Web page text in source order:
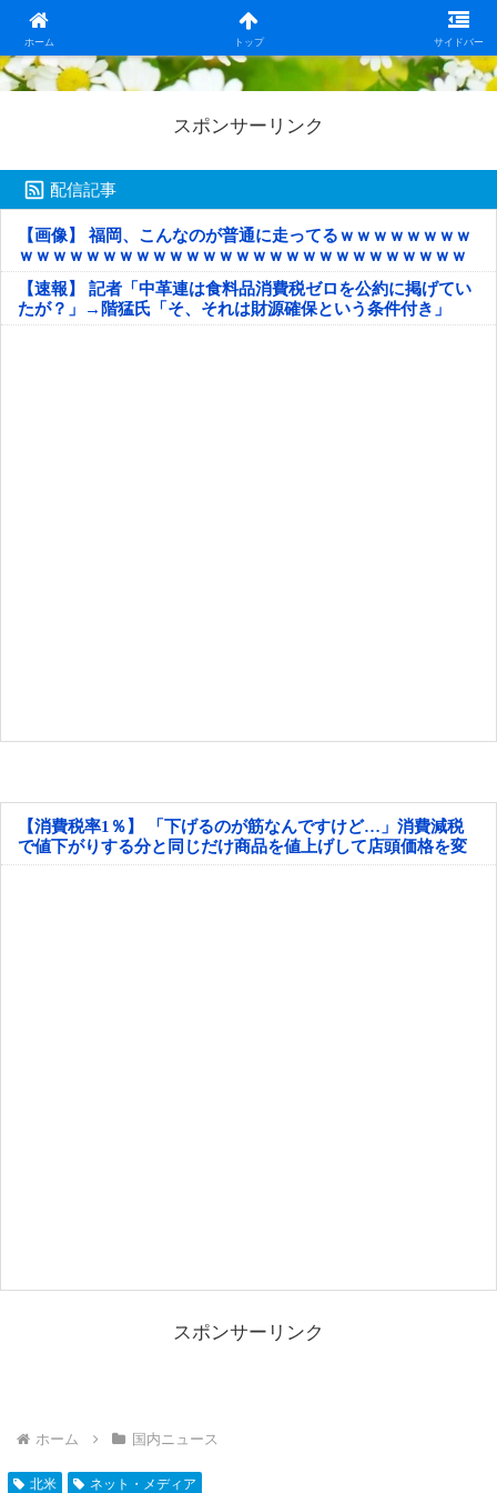
ホーム トップ サイドバー
日本第一！ニュース録
スポンサーリンク
配信記事
【画像】 福岡、こんなのが普通に走ってるｗｗｗｗｗｗｗｗ
ｗｗｗｗｗｗｗｗｗｗｗｗｗｗｗｗｗｗｗｗｗｗｗｗｗｗｗ
ｗｗｗｗｗ
【速報】 記者「中革連は食料品消費税ゼロを公約に掲げてい
たが？」→階猛氏「そ、それは財源確保という条件付き」
【消費税率1％】 「下げるのが筋なんですけど…」消費減税
で値下がりする分と同じだけ商品を値上げして店頭価格を変
えない店も
スポンサーリンク
ホーム 国内ニュース
北米 ネット・メディア